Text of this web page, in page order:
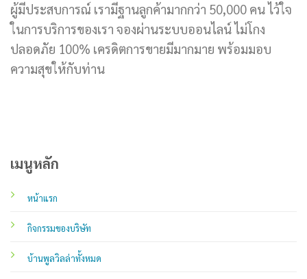
ผู้มีประสบการณ์ เรามีฐานลูกค้ามากกว่า 50,000 คน ไว้ใจ
ในการบริการของเรา จองผ่านระบบออนไลน์ ไม่โกง
ปลอดภัย 100% เครดิตการขายมีมากมาย พร้อมมอบ
ความสุขให้กับท่าน
เมนูหลัก
หน้าแรก
กิจกรรมของบริษัท
บ้านพูลวิลล่าทั้งหมด